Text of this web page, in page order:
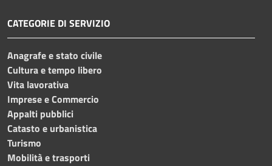
CATEGORIE DI SERVIZIO
Anagrafe e stato civile
Cultura e tempo libero
Vita lavorativa
Imprese e Commercio
Appalti pubblici
Catasto e urbanistica
Turismo
Mobilità e trasporti